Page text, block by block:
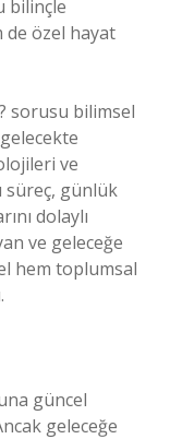
bilinçle
de özel hayat
sorusu bilimsel
ve
süreç, günlük
dolaylı
ve geleceğe
hem toplumsal
güncel
geleceğe